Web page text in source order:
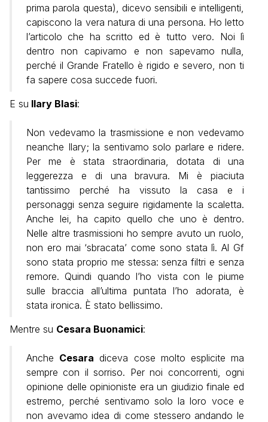
prima parola questa), dicevo sensibili e intelligenti,
capiscono la vera natura di una persona. Ho letto
l’articolo che ha scritto ed è tutto vero. Noi lì
dentro non capivamo e non sapevamo nulla,
perché il Grande Fratello è rigido e severo, non ti
fa sapere cosa succede fuori.
E su Ilary Blasi:
Non vedevamo la trasmissione e non vedevamo
neanche Ilary; la sentivamo solo parlare e ridere.
Per me è stata straordinaria, dotata di una
leggerezza e di una bravura. Mi è piaciuta
tantissimo perché ha vissuto la casa e i
personaggi senza seguire rigidamente la scaletta.
Anche lei, ha capito quello che uno è dentro.
Nelle altre trasmissioni ho sempre avuto un ruolo,
non ero mai ‘sbracata’ come sono stata lì. Al Gf
sono stata proprio me stessa: senza filtri e senza
remore. Quindi quando l’ho vista con le piume
sulle braccia all’ultima puntata l’ho adorata, è
stata ironica. È stato bellissimo.
Mentre su Cesara Buonamici:
Anche Cesara diceva cose molto esplicite ma
sempre con il sorriso. Per noi concorrenti, ogni
opinione delle opinioniste era un giudizio finale ed
estremo, perché sentivamo solo la loro voce e
non avevamo idea di come stessero andando le